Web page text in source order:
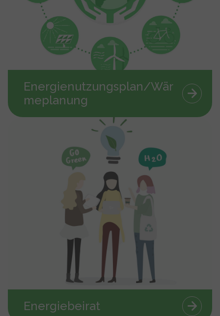
Energienutzungsplan/Wär
meplanung
Energiebeirat